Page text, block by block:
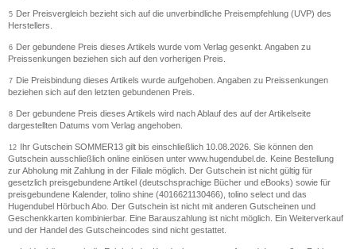
5
Der Preisvergleich bezieht sich auf die unverbindliche Preisempfehlung (UVP) des
Herstellers.
6
Der gebundene Preis dieses Artikels wurde vom Verlag gesenkt. Angaben zu
Preissenkungen beziehen sich auf den vorherigen Preis.
7
Die Preisbindung dieses Artikels wurde aufgehoben. Angaben zu Preissenkungen
beziehen sich auf den letzten gebundenen Preis.
8
Der gebundene Preis dieses Artikels wird nach Ablauf des auf der Artikelseite
dargestellten Datums vom Verlag angehoben.
12
Ihr Gutschein SOMMER13 gilt bis einschließlich 10.08.2026. Sie können den
Gutschein ausschließlich online einlösen unter www.hugendubel.de. Keine Bestellung
zur Abholung mit Zahlung in der Filiale möglich. Der Gutschein ist nicht gültig für
gesetzlich preisgebundene Artikel (deutschsprachige Bücher und eBooks) sowie für
preisgebundene Kalender, tolino shine (4016621130466), tolino select und das
Hugendubel Hörbuch Abo. Der Gutschein ist nicht mit anderen Gutscheinen und
Geschenkkarten kombinierbar. Eine Barauszahlung ist nicht möglich. Ein Weiterverkauf
und der Handel des Gutscheincodes sind nicht gestattet.